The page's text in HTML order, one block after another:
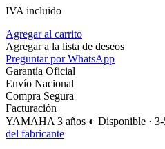
IVA incluido
Agregar al carrito
Agregar a la lista de deseos
Preguntar por WhatsApp
Garantía Oficial
Envío Nacional
Compra Segura
Facturación
YAMAHA 3 años ◐ Disponible ·
del fabricante